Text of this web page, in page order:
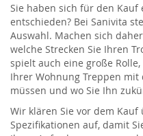
Sie haben sich für den Kauf
entschieden? Bei Sanivita
Auswahl. Machen sich
welche Strecken Sie Ihren
spielt auch eine große
Ihrer Wohnung Treppen
müssen und wo Sie Ihn
Wir klären Sie vor dem
Spezifikationen auf, damit